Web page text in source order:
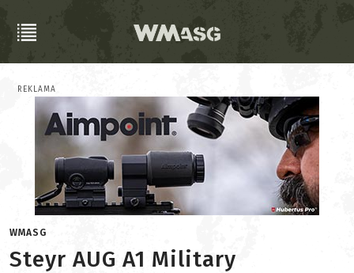
REKLAMA
WMASG
Steyr AUG A1 Military